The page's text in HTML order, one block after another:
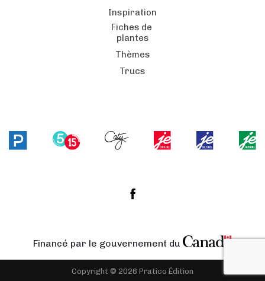
Inspiration
Fiches de
plantes
Thèmes
Trucs
Financé par le gouvernement du
Copyright © 2026 Pratico Édition